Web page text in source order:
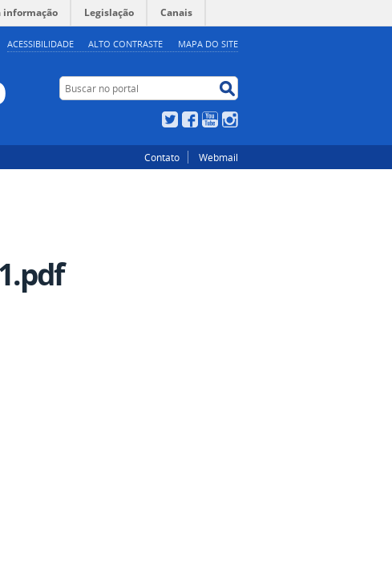
ACESSIBILIDADE ALTO CONTRASTE MAPA DO SITE
informação Legislação Canais
Buscar no portal
TwitterFacebookYouTube
Contato Webmail